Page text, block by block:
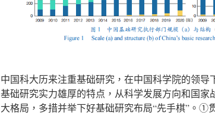
中国科大历来注重基础研究，在中国科学院的领
基础研究实力雄厚的特点，从科学发展方向和国家
大格局，多措并举下好基础研究布局“先手棋”。①